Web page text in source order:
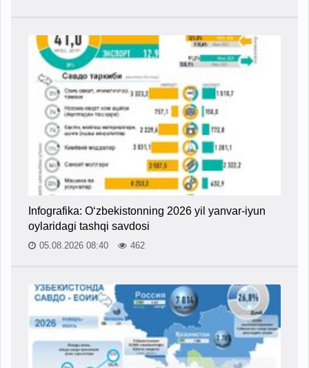
Infografika: O‘zbekistonning 2026 yil yanvar-iyun
oylaridagi tashqi savdosi
05.08.2026 08:40 462